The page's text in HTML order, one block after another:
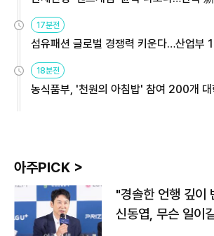
용해야
17분전
섬유패션 글로벌 경쟁력 키운다…산업부
원
18분전
농식품부, '천원의 아침밥' 참여 200개 대
아주PICK >
"경솔한 언행 깊이
신동엽, 무슨 일이